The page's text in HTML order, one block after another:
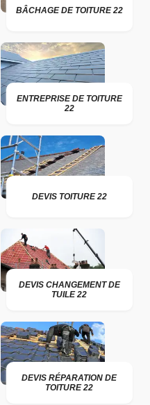
BÂCHAGE DE TOITURE 22
ENTREPRISE DE TOITURE
22
DEVIS TOITURE 22
DEVIS CHANGEMENT DE
TUILE 22
DEVIS RÉPARATION DE
TOITURE 22